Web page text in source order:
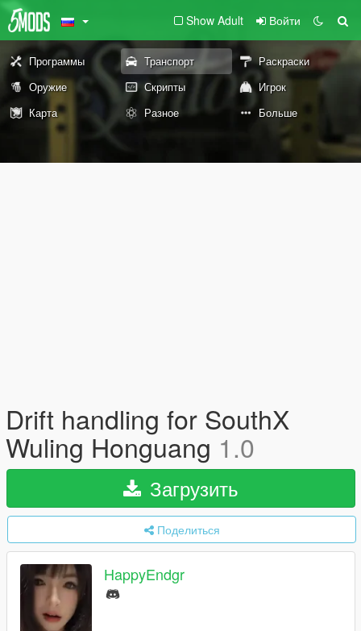
Show Adult Войти
Программы Транспорт
Раскраски
Оружие
Скрипты
Игрок
Карта
Разное Больше
Drift handling for SouthX
Wuling Honguang 1.0
Загрузить
Поделиться
HappyEndgr